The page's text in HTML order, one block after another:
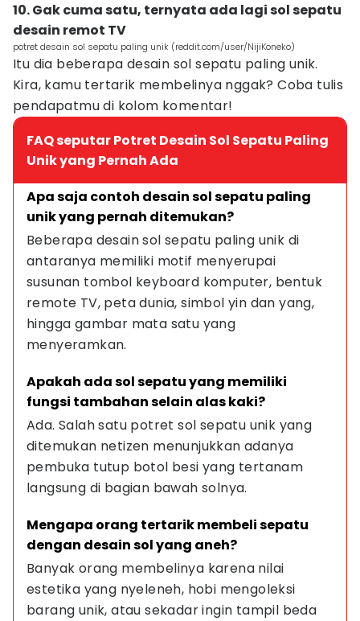
10. Gak cuma satu, ternyata ada lagi sol sepatu
desain remot TV
potret desain sol sepatu paling unik (reddit.com/user/NijiKoneko)
Itu dia beberapa desain sol sepatu paling unik.
Kira, kamu tertarik membelinya nggak? Coba tulis
pendapatmu di kolom komentar!
FAQ seputar Potret Desain Sol Sepatu Paling
Unik yang Pernah Ada
Apa saja contoh desain sol sepatu paling
unik yang pernah ditemukan?
Beberapa desain sol sepatu paling unik di
antaranya memiliki motif menyerupai
susunan tombol keyboard komputer, bentuk
remote TV, peta dunia, simbol yin dan yang,
hingga gambar mata satu yang
menyeramkan.
Apakah ada sol sepatu yang memiliki
fungsi tambahan selain alas kaki?
Ada. Salah satu potret sol sepatu unik yang
ditemukan netizen menunjukkan adanya
pembuka tutup botol besi yang tertanam
langsung di bagian bawah solnya.
Mengapa orang tertarik membeli sepatu
dengan desain sol yang aneh?
Banyak orang membelinya karena nilai
estetika yang nyeleneh, hobi mengoleksi
barang unik, atau sekadar ingin tampil beda